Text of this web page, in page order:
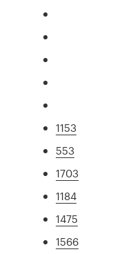
1153
553
1703
1184
1475
1566